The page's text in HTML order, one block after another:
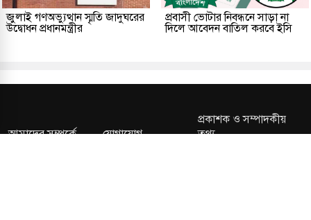
জুলাই গণঅভ্যুত্থান স্মৃতি জাদুঘরের
উদ্বোধন প্রধানমন্ত্রীর
প্রবাসী ভোটার নিবন্ধনে সাড়া না
দিলে আবেদন বাতিল করবে ইসি
আমাদের সম্পর্কে যোগাযোগ
প্রকাশক ও সম্পাদকীয়
তথ্য